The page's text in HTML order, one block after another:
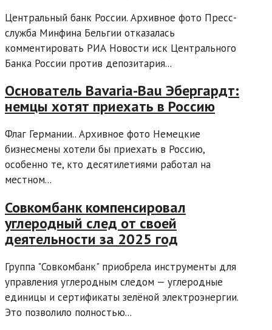
Центральный банк России. Архивное фото Пресс-
служба Минфина Бельгии отказалась
комментировать РИА Новости иск Центрального
Банка России против депозитария...
Основатель Bavaria-Bau Эбергардт:
немцы хотят приехать в Россию
Флаг Германии.. Архивное фото Немецкие
бизнесмены хотели бы приехать в Россию,
особенно те, кто десятилетиями работал на
местном...
Совкомбанк компенсировал
углеродный след от своей
деятельности за 2025 год
Группа "Совкомбанк" приобрела инструменты для
управления углеродным следом — углеродные
единицы и сертификаты зелёной электроэнергии.
Это позволило полностью...